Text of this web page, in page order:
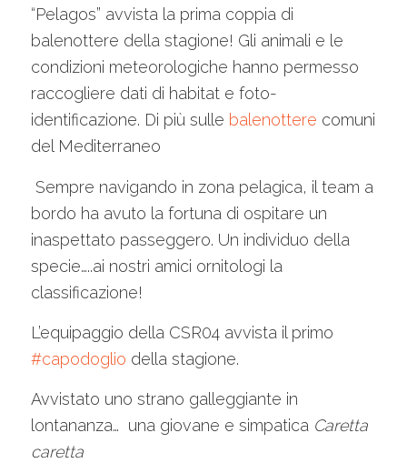
“Pelagos” avvista la prima coppia di
balenottere della stagione! Gli animali e le
condizioni meteorologiche hanno permesso
raccogliere dati di habitat e foto-
identificazione. Di più sulle balenottere comuni
del Mediterraneo
Sempre navigando in zona pelagica, il team a
bordo ha avuto la fortuna di ospitare un
inaspettato passeggero. Un individuo della
specie…..ai nostri amici ornitologi la
classificazione!
L’equipaggio della CSR04 avvista il primo
‪#‎capodoglio‬ della stagione.
Avvistato uno strano galleggiante in
lontananza… una giovane e simpatica Caretta
caretta